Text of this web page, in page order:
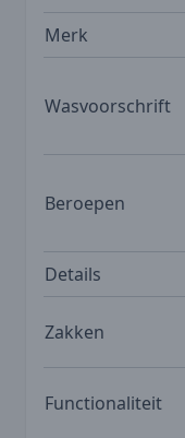
Merk
Wasvoorschrift
Beroepen
Details
Zakken
Functionaliteit